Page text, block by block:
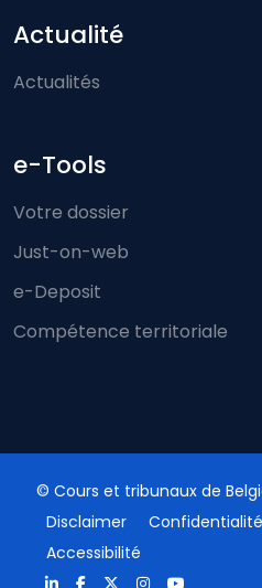
Actualité
Actualités
e-Tools
Votre dossier
Just-on-web
e-Deposit
Compétence territoriale
© Cours et tribunaux de
Disclaimer
Confidentialité
Accessibilité